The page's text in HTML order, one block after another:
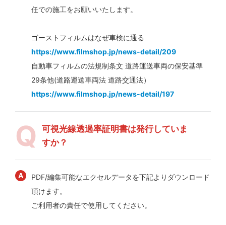
任での施工をお願いいたします。
ゴーストフィルムはなぜ車検に通る
https://www.filmshop.jp/news-detail/209
自動車フィルムの法規制条文 道路運送車両の保安基準
29条他(道路運送車両法 道路交通法）
https://www.filmshop.jp/news-detail/197
可視光線透過率証明書は発行していま
すか？
PDF/編集可能なエクセルデータを下記よりダウンロード
頂けます。
ご利用者の責任で使用してください。